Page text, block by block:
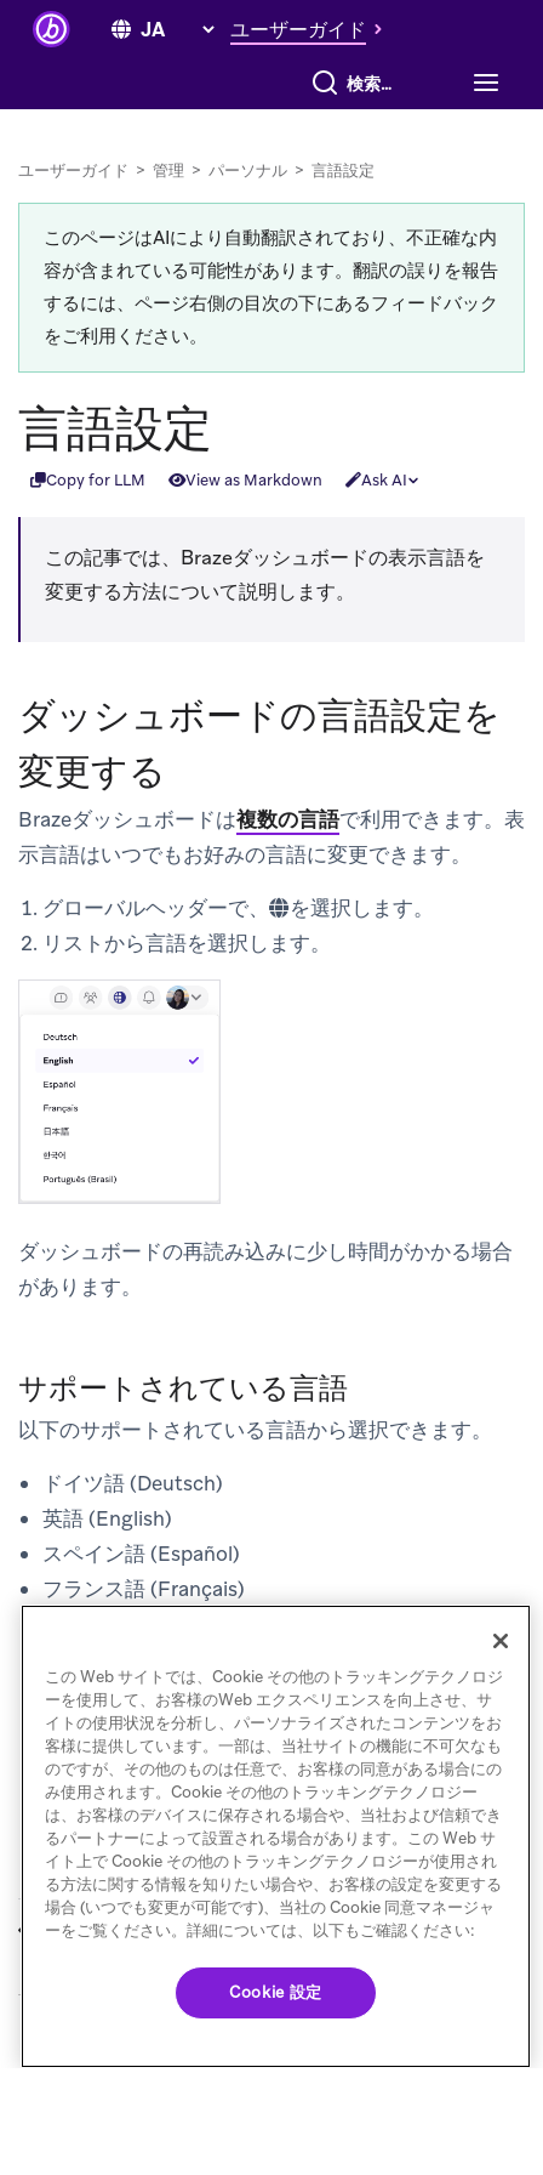
ユーザーガイド
すべて検索
ユーザーガイド > 管理 > パーソナル > 言語設定
このページはAIにより自動翻訳されており、不正確な内
容が含まれている可能性があります。翻訳の誤りを報告
するには、ページ右側の目次の下にあるフィードバック
をご利用ください。
言語設定
Copy for LLM View as Markdown Ask AI
この記事では、Brazeダッシュボードの表示言語を
変更する方法について説明します。
ダッシュボードの言語設定を
変更する
Brazeダッシュボードは複数の言語で利用できます。表
示言語はいつでもお好みの言語に変更できます。
グローバルヘッダーで、
を選択します。
リストから言語を選択します。
ダッシュボードの再読み込みに少し時間がかかる場合
があります。
サポートされている言語
以下のサポートされている言語から選択できます。
ドイツ語 (Deutsch)
英語 (English)
スペイン語 (Español)
フランス語 (Français)
ポルトガル語 (Brasil)
前へ ダッシュボード 次へ 製品ポータル
© Braze. All Rights Reserved Privacy Policy
この Web サイトでは、Cookie その他のトラッキングテクノロジ
ーを使用して、お客様のWeb エクスペリエンスを向上させ、サ
イトの使用状況を分析し、パーソナライズされたコンテンツをお
客様に提供しています。一部は、当社サイトの機能に不可欠なも
のですが、その他のものは任意で、お客様の同意がある場合にの
み使用されます。Cookie その他のトラッキングテクノロジー
は、お客様のデバイスに保存される場合や、当社および信頼でき
るパートナーによって設置される場合があります。この Web サ
イト上で Cookie その他のトラッキングテクノロジーが使用され
る方法に関する情報を知りたい場合や、お客様の設定を変更する
場合 (いつでも変更が可能です)、当社の Cookie 同意マネージャ
ーをご覧ください。詳細については、以下もご確認ください:
Cookie 設定